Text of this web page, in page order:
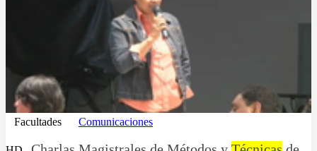
Facultades Comunicaciones